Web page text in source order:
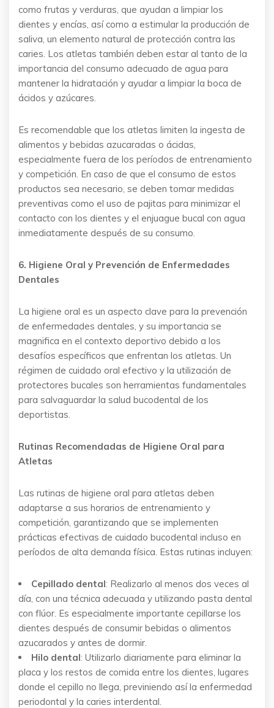
como frutas y verduras, que ayudan a limpiar los
dientes y encías, así como a estimular la producción de
saliva, un elemento natural de protección contra las
caries. Los atletas también deben estar al tanto de la
importancia del consumo adecuado de agua para
mantener la hidratación y ayudar a limpiar la boca de
ácidos y azúcares.
Es recomendable que los atletas limiten la ingesta de
alimentos y bebidas azucaradas o ácidas,
especialmente fuera de los períodos de entrenamiento
y competición. En caso de que el consumo de estos
productos sea necesario, se deben tomar medidas
preventivas como el uso de pajitas para minimizar el
contacto con los dientes y el enjuague bucal con agua
inmediatamente después de su consumo.
6. Higiene Oral y Prevención de Enfermedades
Dentales
La higiene oral es un aspecto clave para la prevención
de enfermedades dentales, y su importancia se
magnifica en el contexto deportivo debido a los
desafíos específicos que enfrentan los atletas. Un
régimen de cuidado oral efectivo y la utilización de
protectores bucales son herramientas fundamentales
para salvaguardar la salud bucodental de los
deportistas.
Rutinas Recomendadas de Higiene Oral para
Atletas
Las rutinas de higiene oral para atletas deben
adaptarse a sus horarios de entrenamiento y
competición, garantizando que se implementen
prácticas efectivas de cuidado bucodental incluso en
períodos de alta demanda física. Estas rutinas incluyen:
Cepillado dental: Realizarlo al menos dos veces al
día, con una técnica adecuada y utilizando pasta dental
con flúor. Es especialmente importante cepillarse los
dientes después de consumir bebidas o alimentos
azucarados y antes de dormir.
Hilo dental: Utilizarlo diariamente para eliminar la
placa y los restos de comida entre los dientes, lugares
donde el cepillo no llega, previniendo así la enfermedad
periodontal y la caries interdental.